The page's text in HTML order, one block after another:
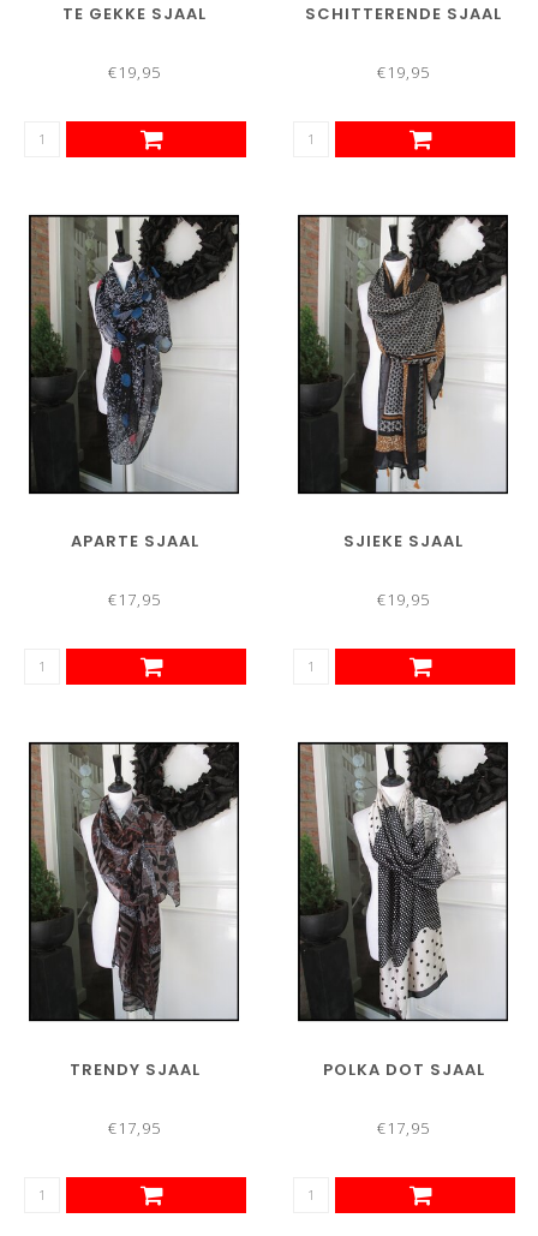
TE GEKKE SJAAL
€19,95
SCHITTERENDE SJAAL
€19,95
APARTE SJAAL
€17,95
SJIEKE SJAAL
€19,95
TRENDY SJAAL
€17,95
POLKA DOT SJAAL
€17,95